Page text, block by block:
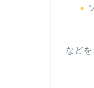
などを